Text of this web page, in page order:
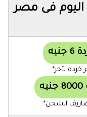
فى مصر
خردة لأخر*
الشحن*